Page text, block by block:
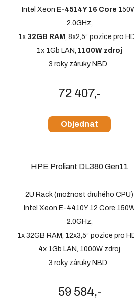
Intel Xeon E-4514Y 16 Core
2.0GHz,
1x 32GB RAM , 8x2,5” pozice pro
1x 1Gb LAN, 1100W zdroj
3 roky záruky NBD
72 407,-
Objednat
HPE Proliant DL380 Gen11
2U Rack (možnost druhého CPU)
Intel Xeon E-4410Y 12 Core
2.0GHz,
1x 32GB RAM, 12x3,5” pozice pro
4x 1Gb LAN, 1000W zdroj
3 roky záruky NBD
59 584,-